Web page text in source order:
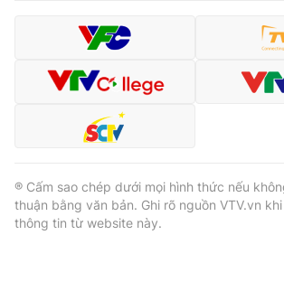
® Cấm sao chép dưới mọi hình thức nếu
thuận bằng văn bản. Ghi rõ nguồn VTV.vn
thông tin từ website này.